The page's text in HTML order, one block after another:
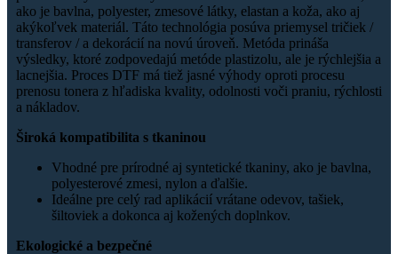
ako je bavlna, polyester, zmesové látky, elastan a koža, ako aj
akýkoľvek materiál. Táto technológia posúva priemysel tričiek /
transferov / a dekorácií na novú úroveň. Metóda prináša
výsledky, ktoré zodpovedajú metóde plastizolu, ale je rýchlejšia a
lacnejšia. Proces DTF má tiež jasné výhody oproti procesu
prenosu tonera z hľadiska kvality, odolnosti voči praniu, rýchlosti
a nákladov.
Široká kompatibilita s tkaninou
Vhodné pre prírodné aj syntetické tkaniny, ako je bavlna,
polyesterové zmesi, nylon a ďalšie.
Ideálne pre celý rad aplikácií vrátane odevov, tašiek,
šiltoviek a dokonca aj kožených doplnkov.
Ekologické a bezpečné